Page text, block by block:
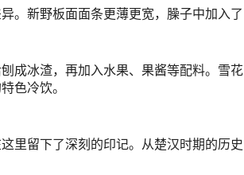
。新野板面面条更薄更宽，臊子中加入了
成冰渣，再加入水果、果酱等配料。雪花
色冷饮。
里留下了深刻的印记。从楚汉时期的历史